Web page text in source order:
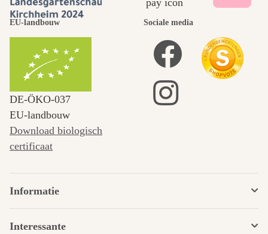
EU-landbouw
DE‑ÖKO‑037
EU-landbouw
Download biologisch
certificaat
Sociale media
Informatie
Interessante